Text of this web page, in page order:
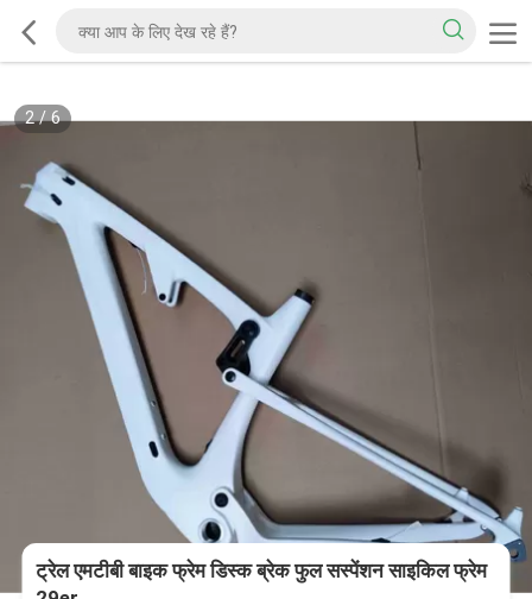
2/6
ट्रेल एमटीबी बाइक फ्रेम डिस्क ब्रेक फुल सस्पेंशन साइकिल फ्रेम